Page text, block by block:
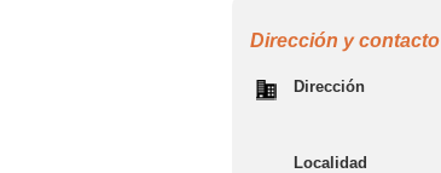
Dirección y contacto
Dirección
Localidad